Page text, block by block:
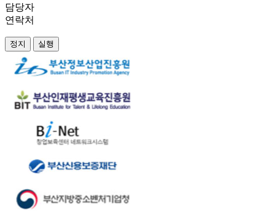
담당자
연락처
정지 실행